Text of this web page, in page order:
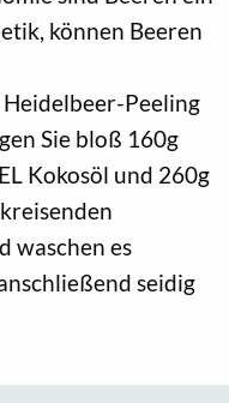
können Beeren
Peeling
Sie bloß 160g
Kokosöl und 260g
waschen es
seidig